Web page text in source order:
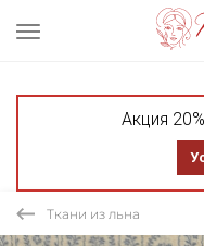
Акция
Ткани из льна